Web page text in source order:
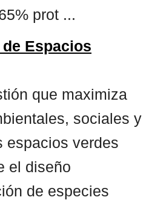
prot ...
Espacios
que maximiza
sociales y
espacios verdes
el diseño
de especies